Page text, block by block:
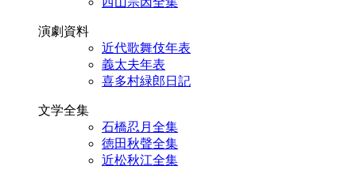
演劇資料
近代歌舞伎年表
義太夫年表
喜多村緑郎日記
文学全集
石橋忍月全集
徳田秋聲全集
近松秋江全集